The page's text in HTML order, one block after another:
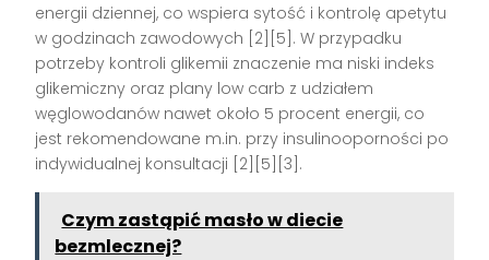
energii dziennej, co wspiera sytość i kontrolę apetytu
w godzinach zawodowych [2][5]. W przypadku
potrzeby kontroli glikemii znaczenie ma niski indeks
glikemiczny oraz plany low carb z udziałem
węglowodanów nawet około 5 procent energii, co
jest rekomendowane m.in. przy insulinooporności po
indywidualnej konsultacji [2][5][3].
Czym zastąpić masło w diecie
bezmlecznej?